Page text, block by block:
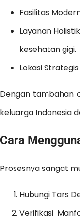
Fasilitas
Layanan
kesehatan gigi.
Lokasi
Dengan tambahan
keluarga Indonesia
Cara
Prosesnya sangat
Hubungi Tars
Verifikasi